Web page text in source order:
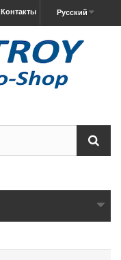
Русский
Контакты